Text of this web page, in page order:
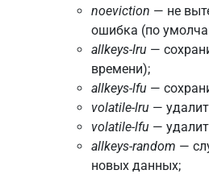
noeviction — не
ошибка (по
allkeys-lru —
времени);
allkeys-lfu —
volatile-lru —
volatile-lfu —
allkeys-random —
новых данных;